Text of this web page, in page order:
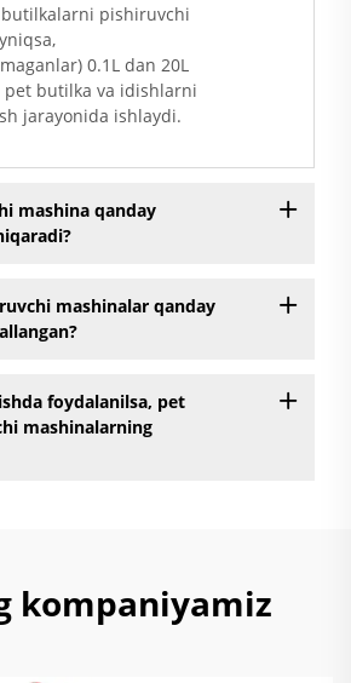
pishiruvchi
0.1L dan 20L
pet butilka va idishlarni
jarayonida ishlaydi.
mashina qanday
mashinalar qanday
foydalanilsa, pet
mashinalarning
kompaniyamiz